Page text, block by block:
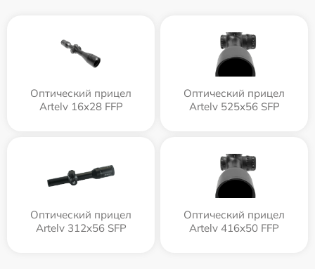
Оптический прицел
Artelv 16x28 FFP
Оптический прицел
Artelv 525x56 SFP
Оптический прицел
Artelv 312x56 SFP
Оптический прицел
Artelv 416x50 FFP